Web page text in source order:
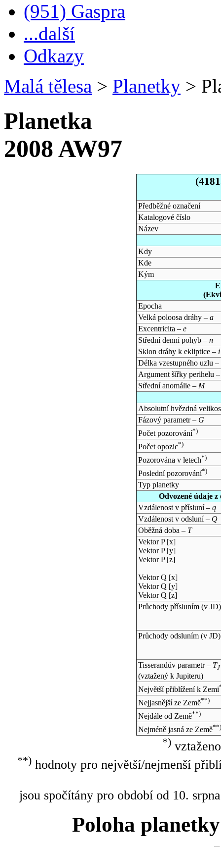
(951) Gaspra
...další
Odkazy
Malá tělesa > Planetky >
Planetka
2008 AW97
Předběžné označení
Katalogové číslo
Název
Kdy
Kde
Kým
Epocha
Velká poloosa dráhy – a
Excentricita – e
Střední denní pohyb – n
Sklon dráhy k ekliptice – i
Délka vzestupného uzlu –
Argument šířky perihelu
Střední anomálie – M
Absolutní hvězdná
Fázový parametr – G
Počet pozorování*)
Počet opozic*)
Pozorována v letech*)
Poslední pozorování*)
Typ planetky
Odvozené údaje
Vzdálenost v přísluní – q
Vzdálenost v odsluní – Q
Oběžná doba – T
Vektor P [x]
Vektor P [y]
Vektor P [z]
Vektor Q [x]
Vektor Q [y]
Vektor Q [z]
Průchody přísluním (v JD)
Průchody odsluním (v JD)
Tisserandův parametr – TJ
(vztažený k Jupiteru)
Největší přiblížení k Zemi
Nejjasnější ze Země**)
Nejdále od Země**)
Nejméně jasná ze Země**)
*)
**)hodnoty pro největší/nejmenší
jsou spočítány pro období od 10.
Poloha